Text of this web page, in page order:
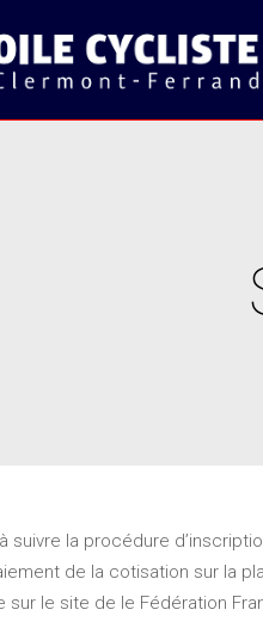
suivre la procédure
de la cotisation sur la
sur le site de le Fédération